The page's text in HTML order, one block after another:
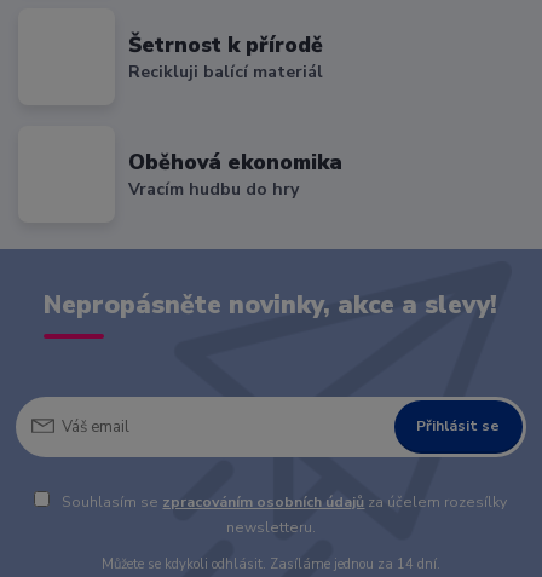
Šetrnost k přírodě
Recikluji balící materiál
Oběhová ekonomika
Vracím hudbu do hry
Nepropásněte novinky, akce a slevy!
Přihlásit se
Souhlasím se zpracováním osobních údajů za účelem rozesílky
newsletteru.
Můžete se kdykoli odhlásit. Zasíláme jednou za 14 dní.